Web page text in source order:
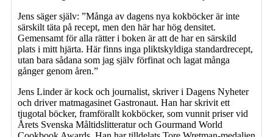
Jens säger själv: ”Många av dagens nya kokböcker är inte
särskilt täta på recept, men den här har hög densitet.
Gemensamt för alla rätter i boken är att de har en särskild
plats i mitt hjärta. Här finns inga pliktskyldiga standardrecept,
utan bara sådana som jag själv förfinat och lagat många
gånger genom åren.”
Jens Linder är kock och journalist, skriver i Dagens Nyheter
och driver matmagasinet Gastronaut. Han har skrivit ett
tjugotal böcker, framförallt kokböcker, som vunnit priser vid
Årets Svenska Måltidslitteratur och Gourmand World